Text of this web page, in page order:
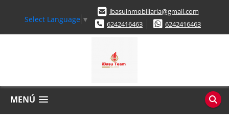
Select Language ▼
ibasuinmobiliaria@gmail.com
6242416463
6242416463
MENÚ